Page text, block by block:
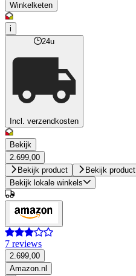
Winkelketen
i
24u
Incl. verzendkosten
Bekijk
2.699,00
Bekijk product
Bekijk product
Bekijk lokale winkels
7 reviews
2.699,00
Amazon.nl